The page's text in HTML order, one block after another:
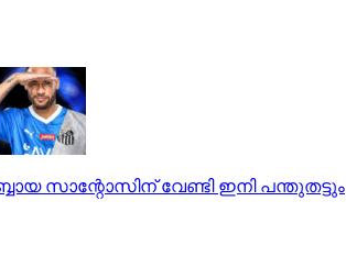
സാന്റോസിന് വേണ്ടി ഇനി പന്തുതട്ടും